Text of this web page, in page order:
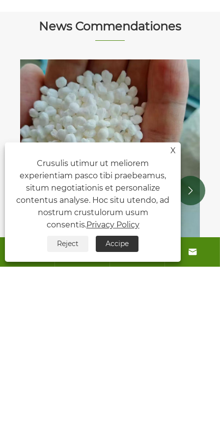
News Commendationes
et cur criticum pro Sustainable
 
 
X
Crusulis utimur ut meliorem
experientiam pasco tibi praebeamus,
situm negotiationis et personalize
contentus analyse. Hoc situ utendo, ad
nostrum crustulorum usum
consentis.Privacy Policy
Reject Accipe